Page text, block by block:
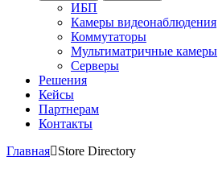
ИБП
Камеры видеонаблюдения
Коммутаторы
Мультиматричные камеры
Серверы
Решения
Кейсы
Партнерам
Контакты
Главная
Store Directory